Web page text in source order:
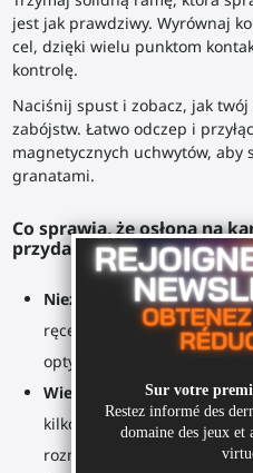
jest jak prawdziwy. Wyrównaj
cel, dzięki wielu punktom
kontrolę.
Naciśnij spust i zobacz, jak
zabójstw. Łatwo odczep i
magnetycznych uchwytów, aby
granatami.
Co sprawia, że osłona na
przydatna w twoim
Niezrównana precyzja:
ręce zapewniają doskonałe
optycznych (ADS).
Wielofunkcyjna osłona na
kilkoma punktami
rozmiaru ciała, długości